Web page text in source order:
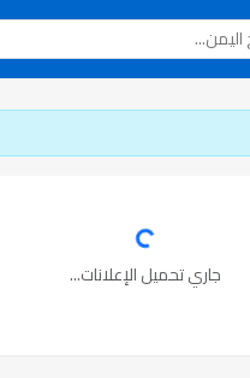
جاري تحميل الإعلانات...